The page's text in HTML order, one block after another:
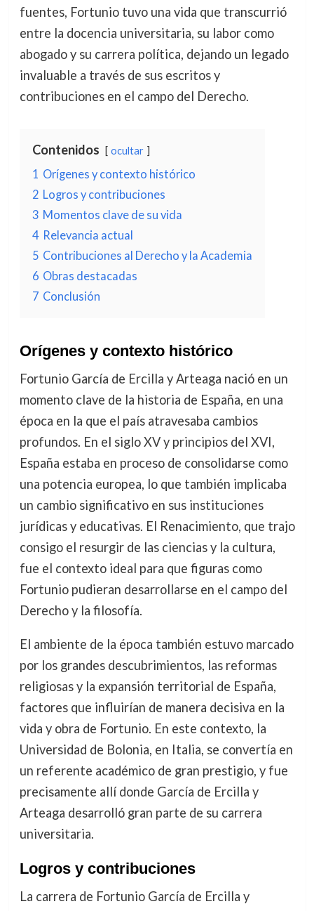
fuentes, Fortunio tuvo una vida que transcurrió
entre la docencia universitaria, su labor como
abogado y su carrera política, dejando un legado
invaluable a través de sus escritos y
contribuciones en el campo del Derecho.
Contenidos ocultar
1 Orígenes y contexto histórico
2 Logros y contribuciones
3 Momentos clave de su vida
4 Relevancia actual
5 Contribuciones al Derecho y la Academia
6 Obras destacadas
7 Conclusión
Orígenes y contexto histórico
Fortunio García de Ercilla y Arteaga nació en un
momento clave de la historia de España, en una
época en la que el país atravesaba cambios
profundos. En el siglo XV y principios del XVI,
España estaba en proceso de consolidarse como
una potencia europea, lo que también implicaba
un cambio significativo en sus instituciones
jurídicas y educativas. El Renacimiento, que trajo
consigo el resurgir de las ciencias y la cultura,
fue el contexto ideal para que figuras como
Fortunio pudieran desarrollarse en el campo del
Derecho y la filosofía.
El ambiente de la época también estuvo marcado
por los grandes descubrimientos, las reformas
religiosas y la expansión territorial de España,
factores que influirían de manera decisiva en la
vida y obra de Fortunio. En este contexto, la
Universidad de Bolonia, en Italia, se convertía en
un referente académico de gran prestigio, y fue
precisamente allí donde García de Ercilla y
Arteaga desarrolló gran parte de su carrera
universitaria.
Logros y contribuciones
La carrera de Fortunio García de Ercilla y